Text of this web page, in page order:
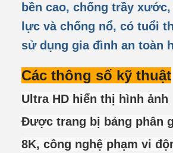
bền cao, chống trầy
lực và chống nổ, có tuổi
sử dụng gia đình an toàn
Các thông số kỹ thuật
Ultra HD hiển thị hình ảnh
Được trang bị bảng phân
8K, công nghệ phạm vi